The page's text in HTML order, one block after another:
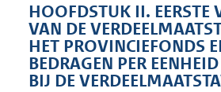
HOOFDSTUK II. EERSTE
VAN DE
HET PROVINCIEFONDS
BEDRAGEN PER
BIJ DE